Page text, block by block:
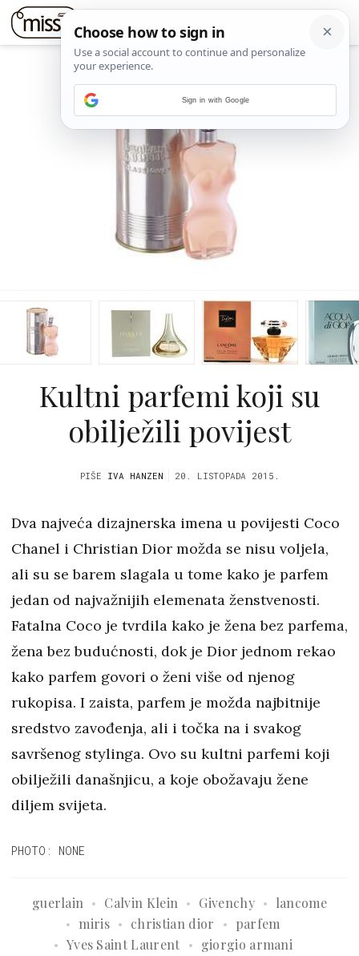
Kultni parfemi koji su
obilježili povijest
PIŠE IVA HANZEN 20. LISTOPADA 2015.
Dva najveća dizajnerska imena u povijesti Coco
Chanel i Christian Dior možda se nisu voljela,
ali su se barem slagala u tome kako je parfem
jedan od najvažnijih elemenata ženstvenosti.
Fatalna Coco je tvrdila kako je žena bez parfema,
žena bez budućnosti, dok je Dior jednom rekao
kako parfem govori o ženi više od njenog
rukopisa. I zaista, parfem je možda najbitnije
sredstvo zavođenja, ali i točka na i svakog
savršenog stylinga. Ovo su kultni parfemi koji
obilježili današnjicu, a koje obožavaju žene
diljem svijeta.
PHOTO: NONE
guerlain Calvin Klein Givenchy
lancome
miris
christian dior
parfem
Yves Saint Laurent
giorgio armani
Sign in with Google